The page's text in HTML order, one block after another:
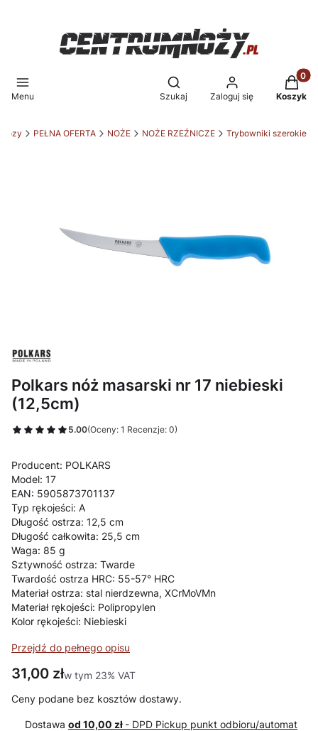
Menu
Otwórz wyszukiwarkę
Szukaj Zaloguj się Koszyk
PEŁNA OFERTA NOŻE NOŻE RZEŹNICZE Trybowniki szerokie
Polkars nóż masarski nr 17 niebieski
(12,5cm)
5.00(Oceny: 1 Recenzje: 0)
Producent: POLKARS
Model: 17
EAN: 5905873701137
Typ rękojeści: A
Długość ostrza: 12,5 cm
Długość całkowita: 25,5 cm
Waga: 85 g
Sztywność ostrza: Twarde
Twardość ostrza HRC: 55-57° HRC
Materiał ostrza: stal nierdzewna, XCrMoVMn
Materiał rękojeści: Polipropylen
Kolor rękojeści: Niebieski
Przejdź do pełnego opisu
Cena
31,00 złw tym 23% VAT
w tym 23% VAT
Ceny podane bez kosztów dostawy.
Dostawaod 10,00 zł - DPD Pickup punkt odbioru/automat